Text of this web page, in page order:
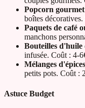
Popcorn gourmet
boîtes
Paquets de café
manchons
Bouteilles d'huile
infusée. Coût : 4-
Mélanges d'épices
petits pots. Coût :
Astuce Budget